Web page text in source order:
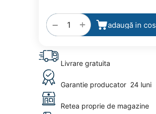
+
− adaugă in cos
la
favorite
Livrare gratuita
Garantie producator 24 luni
Retea proprie de magazine